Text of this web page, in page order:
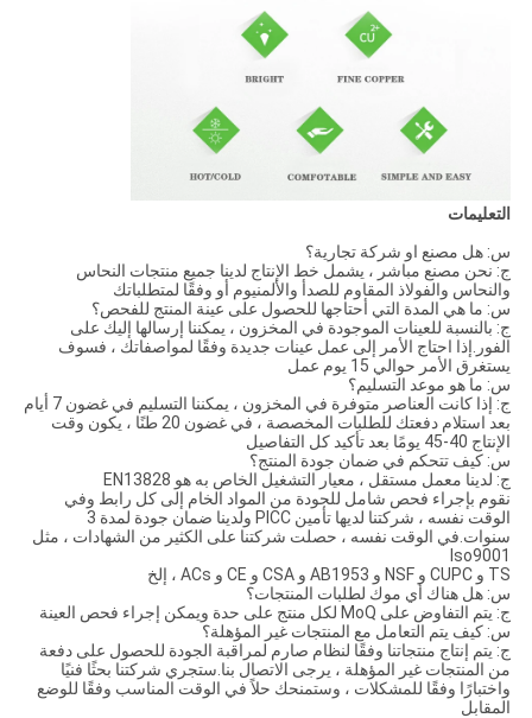
التعليمات
س: هل مصنع او شركة تجارية؟
ج: نحن مصنع مباشر ، يشمل خط الإنتاج لدينا جميع منتجات النحاس
والنحاس والفولاذ المقاوم للصدأ والألمنيوم أو وفقًا لمتطلباتك
س: ما هي المدة التي أحتاجها للحصول على عينة المنتج للفحص؟
ج: بالنسبة للعينات الموجودة في المخزون ، يمكننا إرسالها إليك على
الفور.إذا احتاج الأمر إلى عمل عينات جديدة وفقًا لمواصفاتك ، فسوف
يستغرق الأمر حوالي 15 يوم عمل
س: ما هو موعد التسليم؟
ج: إذا كانت العناصر متوفرة في المخزون ، يمكننا التسليم في غضون 7 أيام
بعد استلام دفعتك للطلبات المخصصة ، في غضون 20 طنًا ، يكون وقت
الإنتاج 40-45 يومًا بعد تأكيد كل التفاصيل
س: كيف تتحكم في ضمان جودة المنتج؟
ج: لدينا معمل مستقل ، معيار التشغيل الخاص به هو EN13828
نقوم بإجراء فحص شامل للجودة من المواد الخام إلى كل رابط وفي
الوقت نفسه ، شركتنا لديها تأمين PICC ولدينا ضمان جودة لمدة 3
سنوات.في الوقت نفسه ، حصلت شركتنا على الكثير من الشهادات ، مثل
Iso9001
TS و CUPC و NSF و AB1953 و CSA و CE و ACs ، إلخ
س: هل هناك أي موك لطلبات المنتجات؟
ج: يتم التفاوض على MoQ لكل منتج على حدة ويمكن إجراء فحص العينة
س: كيف يتم التعامل مع المنتجات غير المؤهلة؟
ج: يتم إنتاج منتجاتنا وفقًا لنظام صارم لمراقبة الجودة للحصول على دفعة
من المنتجات غير المؤهلة ، يرجى الاتصال بنا.ستجري شركتنا بحثًا فنيًا
واختبارًا وفقًا للمشكلات ، وستمنحك حلاً في الوقت المناسب وفقًا للوضع
المقابل